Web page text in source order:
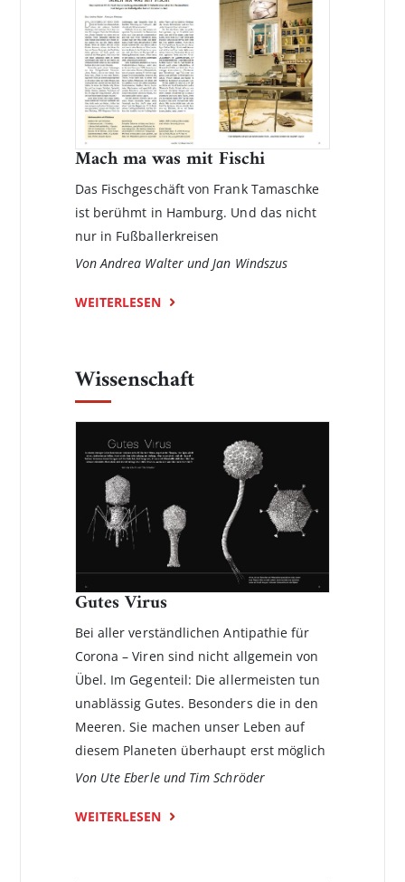
Mach ma was mit Fischi
Das Fischgeschäft von Frank Tamaschke
ist berühmt in Hamburg. Und das nicht
nur in Fußballerkreisen
Von Andrea Walter und Jan Windszus
WEITERLESEN
Wissenschaft
Gutes Virus
Bei aller verständlichen Antipathie für
Corona – Viren sind nicht allgemein von
Übel. Im Gegenteil: Die allermeisten tun
unablässig Gutes. Besonders die in den
Meeren. Sie machen unser Leben auf
diesem Planeten überhaupt erst möglich
Von Ute Eberle und Tim Schröder
WEITERLESEN